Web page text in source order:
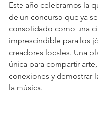
Este año celebramos la
de un concurso que ya
consolidado como una
imprescindible para los
creadores locales. Una
única para compartir
conexiones y demostrar
la música.